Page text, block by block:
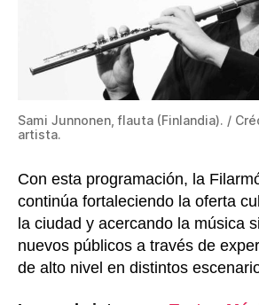
Sami Junnonen, flauta (Finlandia). /
artista.
Con esta programación, la
continúa fortaleciendo la oferta
la ciudad y acercando la música
nuevos públicos a través de
de alto nivel en distintos